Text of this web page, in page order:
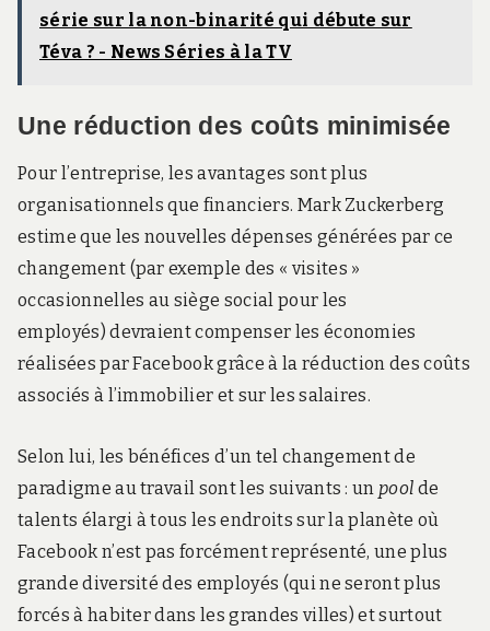
série sur la non-binarité qui débute sur
Téva ? - News Séries à la TV
Une réduction des coûts minimisée
Pour l’entreprise, les avantages sont plus
organisationnels que financiers. Mark Zuckerberg
estime que les nouvelles dépenses générées par ce
changement (par exemple des « visites »
occasionnelles au siège social pour les
employés) devraient compenser les économies
réalisées par Facebook grâce à la réduction des coûts
associés à l’immobilier et sur les salaires.
Selon lui, les bénéfices d’un tel changement de
paradigme au travail sont les suivants : un pool de
talents élargi à tous les endroits sur la planète où
Facebook n’est pas forcément représenté, une plus
grande diversité des employés (qui ne seront plus
forcés à habiter dans les grandes villes) et surtout